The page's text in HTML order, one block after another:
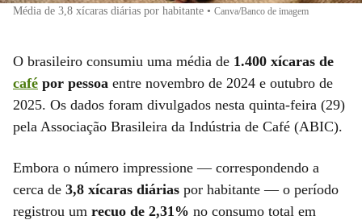
Média de 3,8 xícaras diárias por habitante • Canva/Banco de imagem
O brasileiro consumiu uma média de 1.400 xícaras de
café por pessoa entre novembro de 2024 e outubro de
2025. Os dados foram divulgados nesta quinta-feira (29)
pela Associação Brasileira da Indústria de Café (ABIC).
Embora o número impressione — correspondendo a
cerca de 3,8 xícaras diárias por habitante — o período
registrou um recuo de 2,31% no consumo total em